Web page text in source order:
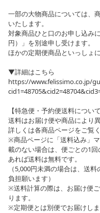
一部の大物商品については、
いたします。
対象商品ひと口のお申し込み
円）」を別途申し受けます。
ほかの定期便商品といっしょ
▼詳細はこちら
https://www.felissimo.co.jp/
【特急便・予約便送料について
送料はお届け便や商品により異
詳しくは各商品ページをご覧く
※商品ページに「送料込み」
載のない場合は、便ごとの1
あれば送料は無料です。
（5,000円未満の場合は、送
負担願います）
※送料計算の際は、お届け便
ります。
※定期便とは別便でお届けし